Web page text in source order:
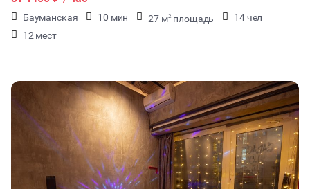
Бауманская 10 мин 27 м2 площадь
14 чел
12 мест